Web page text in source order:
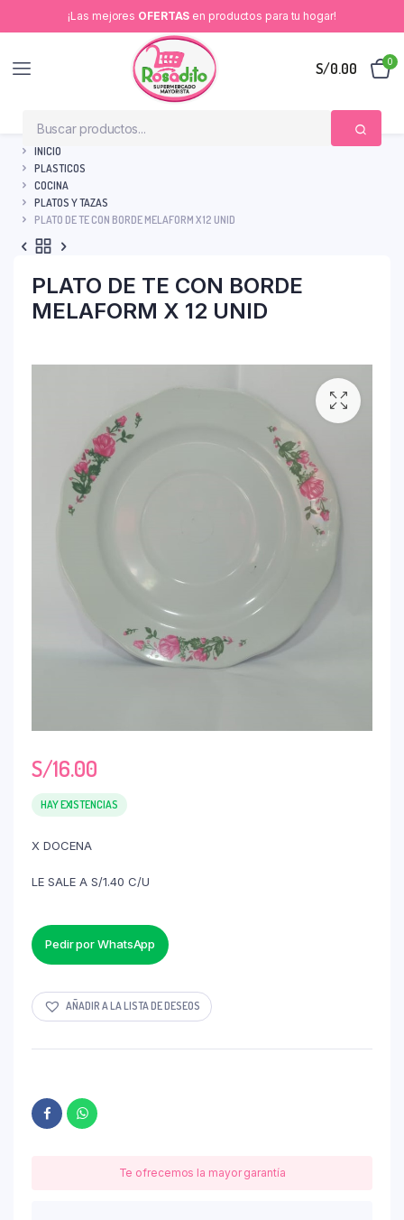
¡Las mejores OFERTAS en productos para tu hogar!
S/0.00 0
INICIO
PLASTICOS
COCINA
PLATOS Y TAZAS
PLATO DE TE CON BORDE MELAFORM X 12 UNID
PLATO DE TE CON BORDE
MELAFORM X 12 UNID
S/16.00
HAY EXISTENCIAS
X DOCENA
LE SALE A S/1.40 C/U
Pedir por WhatsApp
AÑADIR A LA LISTA DE DESEOS
Te ofrecemos la mayor garantía